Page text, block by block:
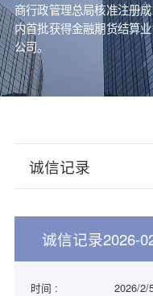
商行政管理总局核准注册
内首批获得金融期货结算
公司。
诚信记录
诚信记录2026-
时间 : 2026/2/